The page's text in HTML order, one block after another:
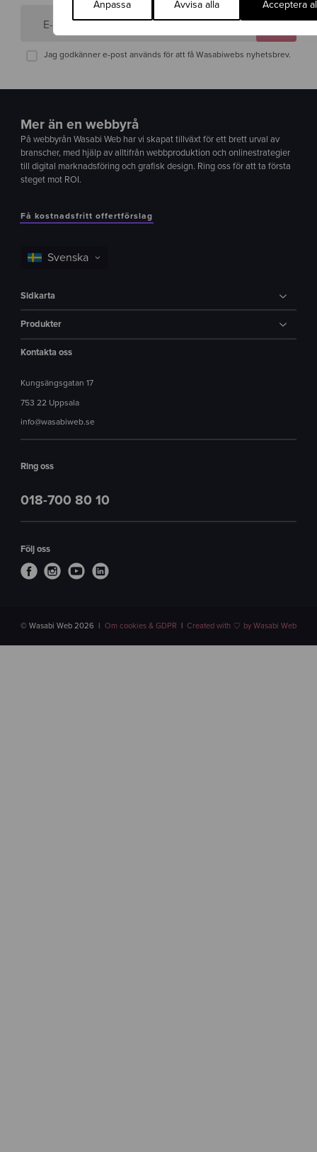
Anpassa Avvisa alla Acceptera
E-post
Jag godkänner e-post används för att få Wasabiwebs nyhetsbrev.
Mer än en webbyrå
På webbyrån Wasabi Web har vi skapat tillväxt för ett brett urval av
branscher, med hjälp av alltifrån webbproduktion och onlinestrategier
till digital marknadsföring och grafisk design. Ring oss för att ta första
steget mot ROI.
Få kostnadsfritt offertförslag
Sidkarta
Produkter
Kontakta oss
Kungsängsgatan 17
753 22 Uppsala
info@wasabiweb.se
Ring oss
018-700 80 10
Följ oss
© Wasabi Web 2026 Om cookies & GDPR Created with by Wasabi Web